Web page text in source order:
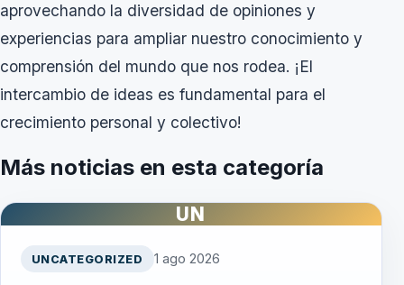
aprovechando la diversidad de opiniones y
experiencias para ampliar nuestro conocimiento y
comprensión del mundo que nos rodea. ¡El
intercambio de ideas es fundamental para el
crecimiento personal y colectivo!
Más noticias en esta categoría
UN
UNCATEGORIZED 1 ago 2026